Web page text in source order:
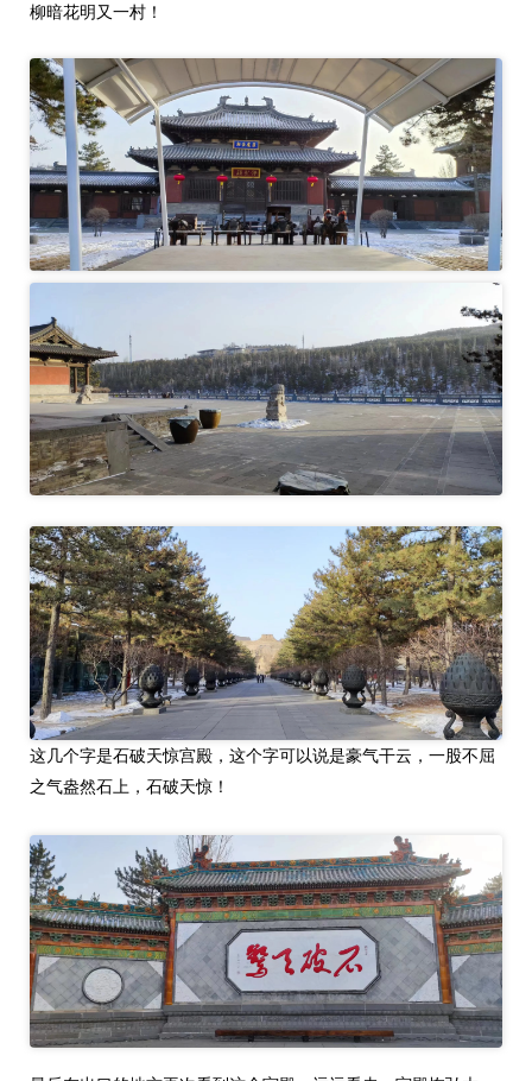
柳暗花明又一村！
这几个字是石破天惊宫殿，这个字可以说是豪气干云，一股不屈
之气盎然石上，石破天惊！